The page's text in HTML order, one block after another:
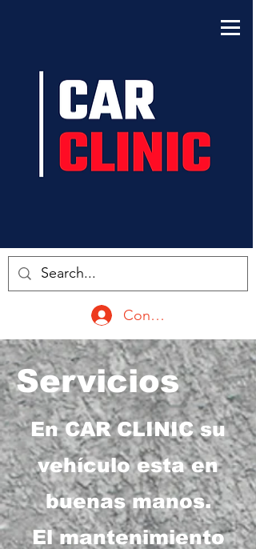
Conectarse
Servicios
En CAR CLINIC su
vehículo esta en
buenas manos.
El mantenimiento